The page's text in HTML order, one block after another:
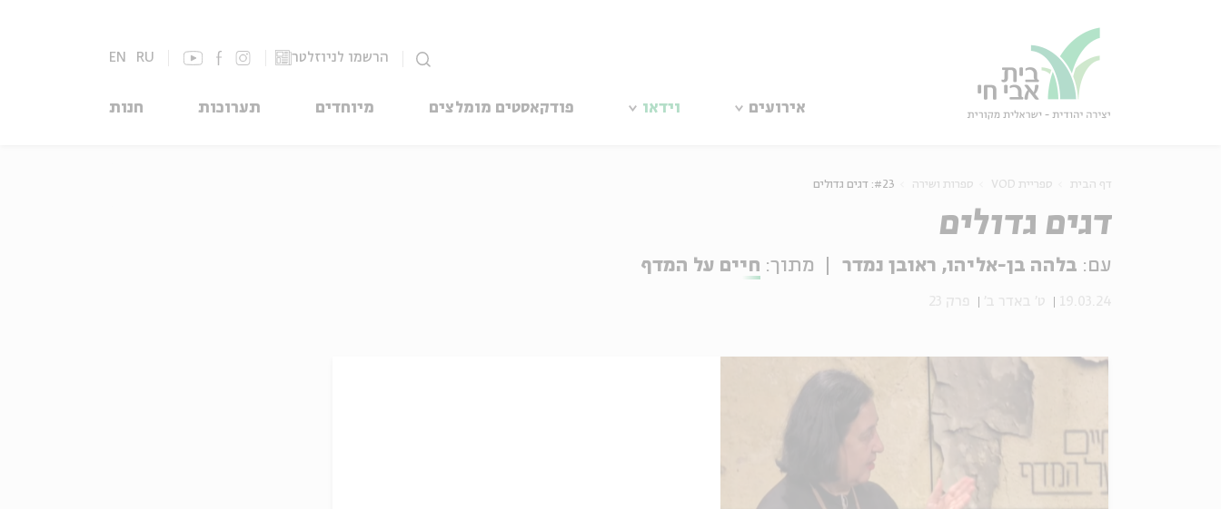
הרשמו לניוזלטר EN RU
אירועים וידאו פודקאסטים מומלצים מיוחדים תערוכות חנות
דף הבית ספריית VOD ספרות ושירה #23: דגים גדולים
דגים גדולים
עם: בלהה בן-אליהו, ראובן נמדר מתוך: חיים על המדף